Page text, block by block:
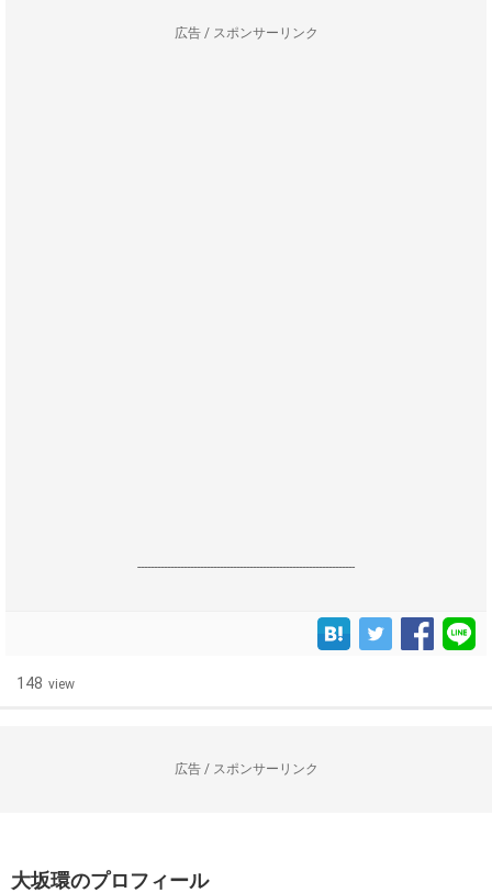
広告 / スポンサーリンク
------------------------------------------------------------------
148 view
広告 / スポンサーリンク
大坂環のプロフィール